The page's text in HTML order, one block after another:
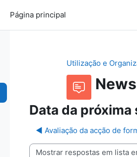
Página principal
Utilização e
Data da
◀︎ Avaliação da acção de
de visualização